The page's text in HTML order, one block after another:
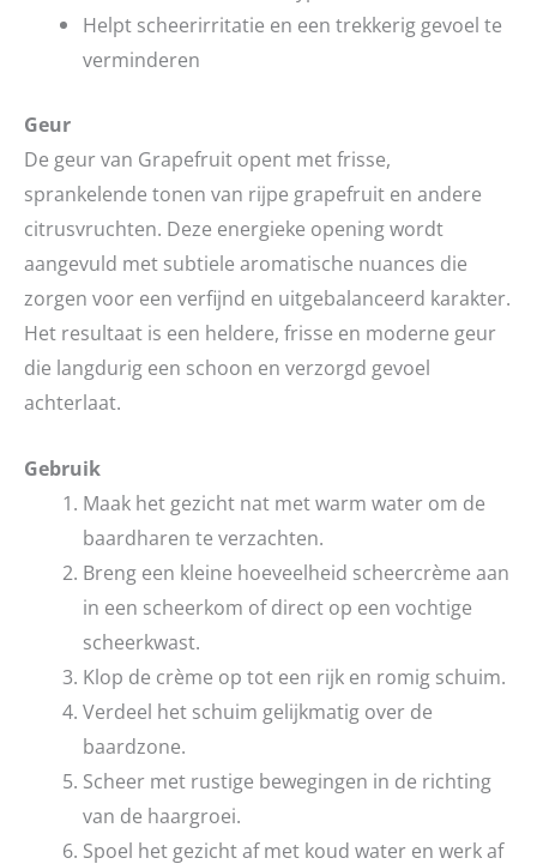
Helpt scheerirritatie en een trekkerig gevoel te
verminderen
Geur
De geur van Grapefruit opent met frisse,
sprankelende tonen van rijpe grapefruit en andere
citrusvruchten. Deze energieke opening wordt
aangevuld met subtiele aromatische nuances die
zorgen voor een verfijnd en uitgebalanceerd karakter.
Het resultaat is een heldere, frisse en moderne geur
die langdurig een schoon en verzorgd gevoel
achterlaat.
Gebruik
Maak het gezicht nat met warm water om de
baardharen te verzachten.
Breng een kleine hoeveelheid scheercrème aan
in een scheerkom of direct op een vochtige
scheerkwast.
Klop de crème op tot een rijk en romig schuim.
Verdeel het schuim gelijkmatig over de
baardzone.
Scheer met rustige bewegingen in de richting
van de haargroei.
Spoel het gezicht af met koud water en werk af